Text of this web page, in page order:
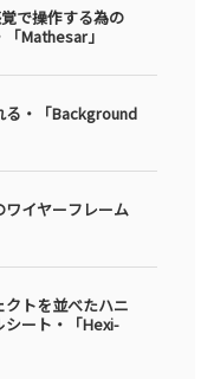
で操作する為の
Mathesar」
る・「Background
イヤーフレーム
トを並べたハニ
シート・「Hexi-